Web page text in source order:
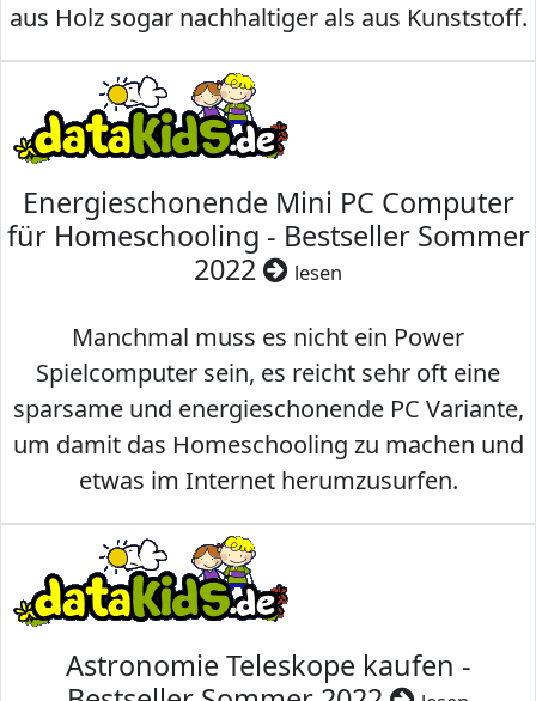
aus Holz sogar nachhaltiger als aus Kunststoff.
Energieschonende Mini PC Computer
für Homeschooling - Bestseller Sommer
2022
lesen
Manchmal muss es nicht ein Power
Spielcomputer sein, es reicht sehr oft eine
sparsame und energieschonende PC Variante,
um damit das Homeschooling zu machen und
etwas im Internet herumzusurfen.
Astronomie Teleskope kaufen -